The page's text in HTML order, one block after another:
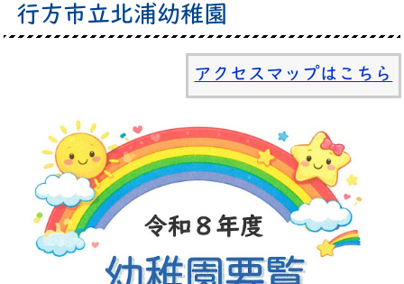
行方市立北浦幼稚園
アクセスマップはこちら